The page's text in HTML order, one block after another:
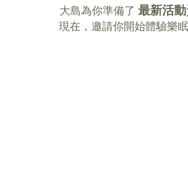
大島為你準備了 最新活
現在，邀請你開始體驗樂